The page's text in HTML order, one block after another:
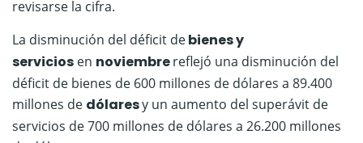
revisarse la cifra.
La disminución del déficit debienes y
servicios en noviembrereflejó una disminución del
déficit de bienes de 600 millones de dólares a 89.400
millones de dólaresy un aumento del superávit de
servicios de 700 millones de dólares a 26.200 millones